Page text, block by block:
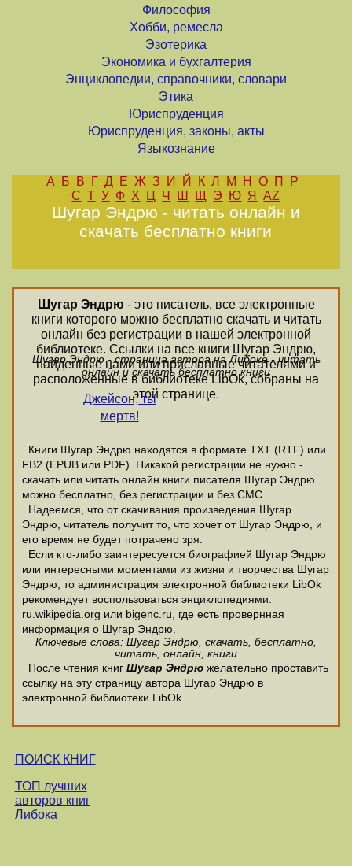
Философия
Хобби, ремесла
Эзотерика
Экономика и бухгалтерия
Энциклопедии, справочники, словари
Этика
Юриспруденция
Юриспруденция, законы, акты
Языкознание
А Б В Г Д Е Ж З И Й К Л М Н О П
Р
С Т У Ф Х Ц Ч Ш Щ Э Ю Я AZ
Шугар Эндрю - читать онлайн и
скачать бесплатно книги
Шугар Эндрю - это писатель, все электронные
книги которого можно бесплатно скачать и читать
онлайн без регистрации в нашей электронной
библиотеке. Ссылки на все книги Шугар Эндрю,
найденные нами или присланные читателями и
расположенные в библиотеке LibOk, собраны на
этой странице.
Шугар Эндрю - страница автора на Либоке - читать
онлайн и скачать бесплатно книги
Джейсон, ты
мертв!
Книги Шугар Эндрю находятся в формате ТХТ (RTF) или
FB2 (EPUB или PDF). Никакой регистрации не нужно -
скачать или читать онлайн книги писателя Шугар Эндрю
можно бесплатно, без регистрации и без СМС.
Надеемся, что от скачивания произведения Шугар
Эндрю, читатель получит то, что хочет от Шугар Эндрю, и
его время не будет потрачено зря.
Если кто-либо заинтересуется биографией Шугар Эндрю
или интересными моментами из жизни и творчества Шугар
Эндрю, то администрация электронной библиотеки LibOk
рекомендует воспользоваться энциклопедиями:
ru.wikipedia.org или bigenc.ru, где есть провернная
информация о Шугар Эндрю.
Ключевые слова: Шугар Эндрю, скачать, бесплатно,
читать, онлайн, книги
После чтения книг Шугар Эндрю желательно проставить
ссылку на эту страницу автора Шугар Эндрю в
электронной библиотеки LibOk
ПОИСК КНИГ
ТОП лучших
авторов книг
Либока